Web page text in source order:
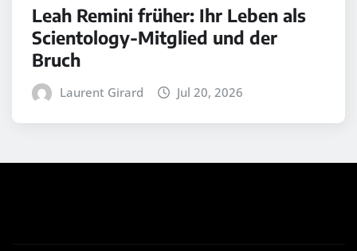
Leah Remini früher: Ihr Leben als
Scientology-Mitglied und der
Bruch
Laurent Girard Jul 20, 2026